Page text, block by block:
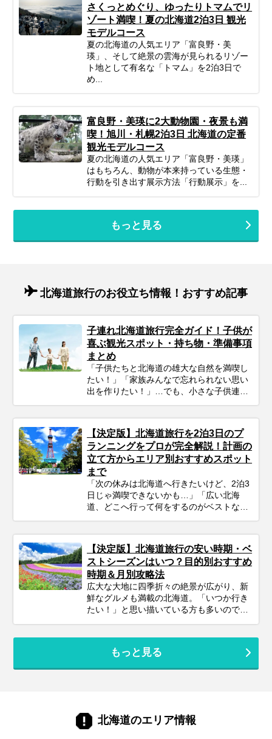
さくっとめぐり、ゆったりトマムでリ
ゾート満喫！夏の北海道2泊3日 観光
モデルコース
夏の北海道の人気エリア「富良野・美
瑛」、そして絶景の雲海が見られるリゾー
ト地として有名な「トマム」を2泊3日で
め...
富良野・美瑛に2大動物園・夜景も満
喫！旭川・札幌2泊3日 北海道の定番
観光モデルコース
夏の北海道の人気エリア「富良野・美瑛」
はもちろん、動物が本来持っている生態・
行動を引き出す展示方法「行動展示」を...
もっと見る
北海道旅行のお役立ち情報！おすすめ記事
子連れ北海道旅行完全ガイド！子供が
喜ぶ観光スポット・持ち物・準備事項
まとめ
「子供たちと北海道の雄大な自然を満喫し
たい！」「家族みんなで忘れられない思い
出を作りたい！」…でも、小さな子供連れ
計画すれば、子連れ北海道旅行は最高の体
験になります。 この記事では、子連れファ
ミリーが北海道旅行を思いっきり楽しむた
めの、計画の立て方の基本から、子供が絶
対喜ぶおすすめスポット＆アクティビテ
ィ、ホテル選びの秘訣、そしてあると便利
な持ち物や注意点まで、パパママ目線で徹
る北海道旅行を実現しましょう♪
【決定版】北海道旅行を2泊3日のプ
ランニングをプロが完全解説！計画の
立て方からエリア別おすすめスポット
まで
「次の休みは北海道へ行きたいけど、2泊3
日じゃ満喫できないかも…」「広い北海
道、どこへ行って何をするのがベストな
な自然、美味しいグルメ、心癒される景色
をたっぷり楽しむことは可能です！この記
事では、忙しいあなたのために、2泊3日の
北海道旅行を最大限に楽しむための計画の
立て方から、エリア別の魅力、旅を充実さ
せるための秘訣まで、ぎゅっと凝縮してお
届けします。あなただけの特別な北海道旅
行を実現するためのヒントを見つけて、最
【決定版】北海道旅行の安い時期・ベ
ストシーズンはいつ？目的別おすすめ
時期＆月別攻略法
広大な大地に四季折々の絶景が広がり、新
鮮なグルメも満載の北海道。「いつか行き
たい！」と思い描いている方も多いのでは
シーズンはいつ？」と迷ってしまいますよ
ね。北海道は訪れる季節によって、気候は
い！」という想いを叶えるためには、ベス
トシーズン選びがとても重要。この記事で
もっと見る
北海道のエリア情報